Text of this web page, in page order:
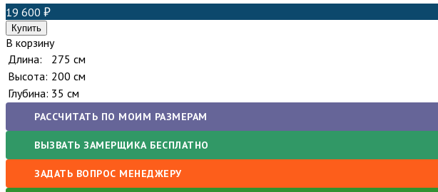
19 600
В корзину
Длина:
275 см
Высота: 200 см
Глубина: 35 см
РАССЧИТАТЬ ПО МОИМ РАЗМЕРАМ
ВЫЗВАТЬ ЗАМЕРЩИКА БЕСПЛАТНО
ЗАДАТЬ ВОПРОС МЕНЕДЖЕРУ